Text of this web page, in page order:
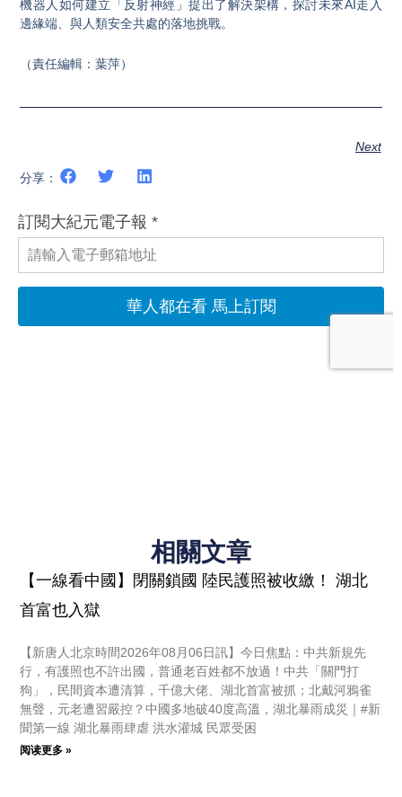
機器人如何建立「反射神經」提出了解決架構，探討未來AI走入
邊緣端、與人類安全共處的落地挑戰。
（責任編輯：葉萍）
Next
分享：
相關文章
【一線看中國】閉關鎖國 陸民護照被收繳！ 湖北
首富也入獄
【新唐人北京時間2026年08月06日訊】今日焦點：中共新規先
行，有護照也不許出國，普通老百姓都不放過！中共「關門打
狗」，民間資本遭清算，千億大佬、湖北首富被抓；北戴河鴉雀
無聲，元老遭習嚴控？中國多地破40度高溫，湖北暴雨成災｜#新
聞第一線 湖北暴雨肆虐 洪水灌城 民眾受困
阅读更多 »